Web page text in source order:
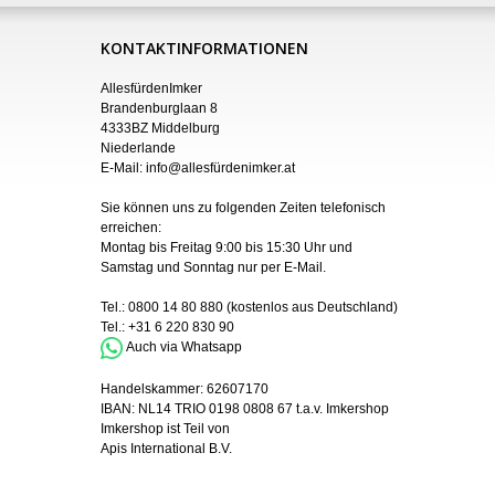
KONTAKTINFORMATIONEN
AllesfürdenImker
Brandenburglaan 8
4333BZ Middelburg
Niederlande
E-Mail: info@allesfürdenimker.at
Sie können uns zu folgenden Zeiten telefonisch
erreichen:
Montag bis Freitag 9:00 bis 15:30 Uhr und
Samstag und Sonntag nur per E-Mail .
Tel.: 0800 14 80 880 (kostenlos aus Deutschland)
Tel.: +31 6 220 830 90
Auch via Whatsapp
Handelskammer: 62607170
IBAN: NL14 TRIO 0198 0808 67 t.a.v. Imkershop
Imkershop ist Teil von
Apis International B.V.